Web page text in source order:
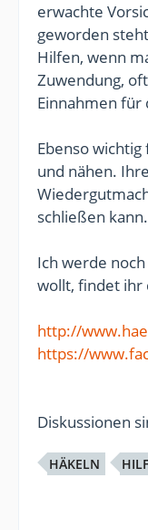
erwachte
geworden
Hilfen, wenn
Zuwendung,
Einnahmen für
Ebenso
und nähen.
schließen
Ich werde
wollt, findet ihr
http://
https://
Diskussionen
HÄKELN